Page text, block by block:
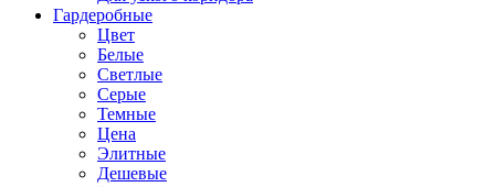
Гардеробные
Цвет
Белые
Светлые
Серые
Темные
Цена
Элитные
Дешевые